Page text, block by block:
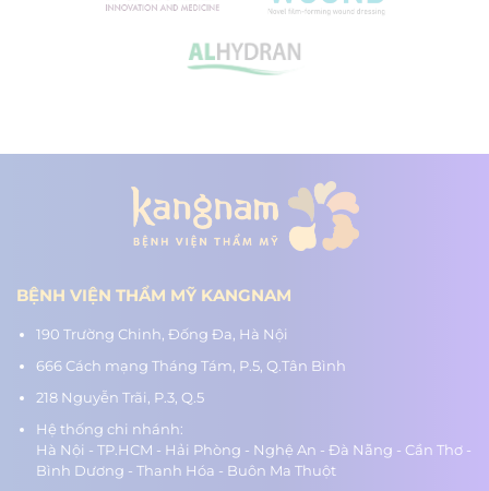
BỆNH VIỆN THẨM MỸ KANGNAM
190 Trường Chinh, Đống Đa, Hà Nội
666 Cách mạng Tháng Tám, P.5, Q.Tân Bình
218 Nguyễn Trãi, P.3, Q.5
Hệ thống chi nhánh:
Hà Nội - TP.HCM - Hải Phòng - Nghệ An - Đà Nẵng - Cần Thơ -
Bình Dương - Thanh Hóa - Buôn Ma Thuột